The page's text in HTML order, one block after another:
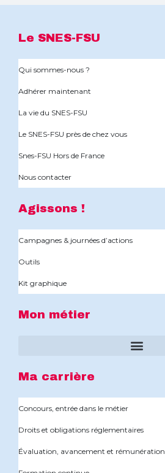
Le SNES-FSU
Qui sommes-nous ?
Adhérer maintenant
La vie du SNES-FSU
Le SNES-FSU près de chez vous
Snes-FSU Hors de France
Nous contacter
Agissons !
Campagnes & journées d’actions
Outils
Kit graphique
Mon métier
Ma carrière
Concours, entrée dans le métier
Droits et obligations réglementaires
Évaluation, avancement et rémunération